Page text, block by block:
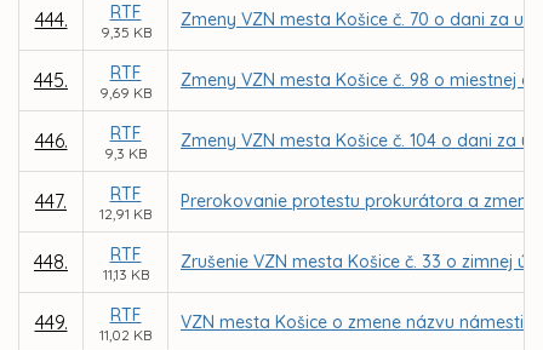
444. RTF
9,35 KB
Zmeny VZN mesta Košice č. 70 o dani za
445. RTF
9,69 KB
Zmeny VZN mesta Košice č. 98 o miestnej
446. RTF
9,3 KB
Zmeny VZN mesta Košice č. 104 o dani za
447. RTF
12,91 KB
Prerokovanie protestu prokurátora a
448. RTF
11,13 KB
Zrušenie VZN mesta Košice č. 33 o zimnej
449. RTF
11,02 KB
VZN mesta Košice o zmene názvu námestia